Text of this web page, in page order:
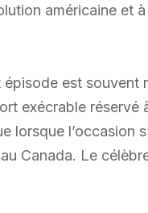
américaine et
est
exécrable
lorsque l’occasion
Canada. Le